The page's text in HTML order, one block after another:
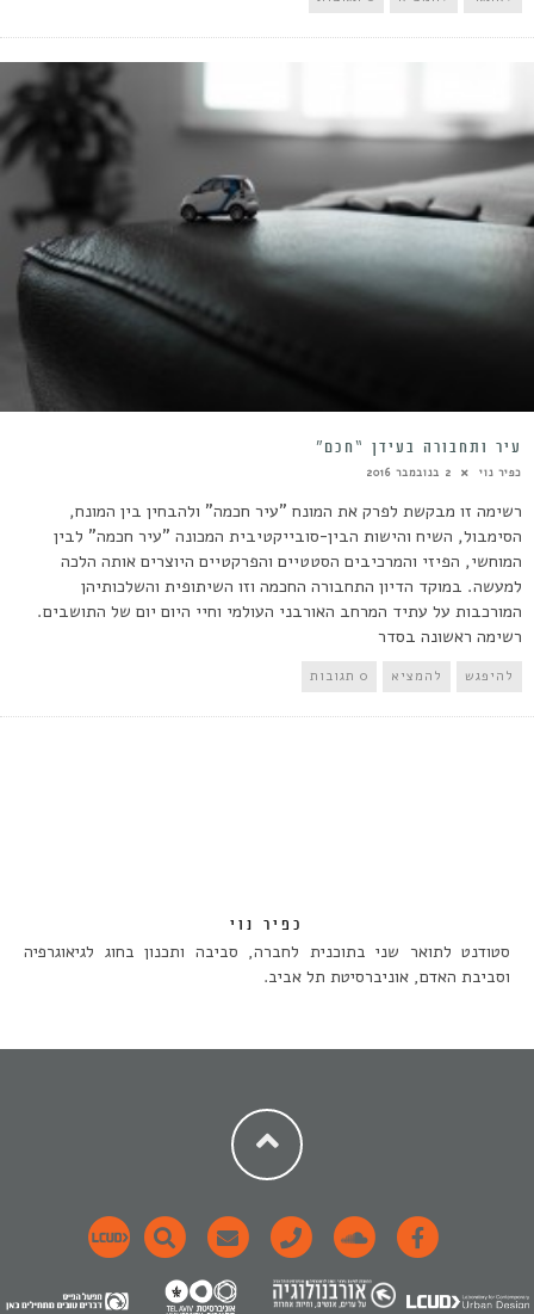
עיר ותחבורה בעידן “חכם”
כפיר נוי 2 בנובמבר 2016
רשימה זו מבקשת לפרק את המונח "עיר חכמה" ולהבחין בין המונח,
הסימבול, השיח והישות הבין-סובייקטיבית המכונה "עיר חכמה" לבין
המוחשי, הפיזי והמרכיבים הסטטיים והפרקטיים היוצרים אותה הלכה
למעשה. במוקד הדיון התחבורה החכמה וזו השיתופית והשלכותיהן
המורכבות על עתיד המרחב האורבני העולמי וחיי היום יום של התושבים.
רשימה ראשונה בסדר
להיפגש להמציא 0 תגובות
כפיר נוי
סטודנט לתואר שני בתוכנית לחברה, סביבה ותכנון בחוג לגיאוגרפיה
וסביבת האדם, אוניברסיטת תל אביב.